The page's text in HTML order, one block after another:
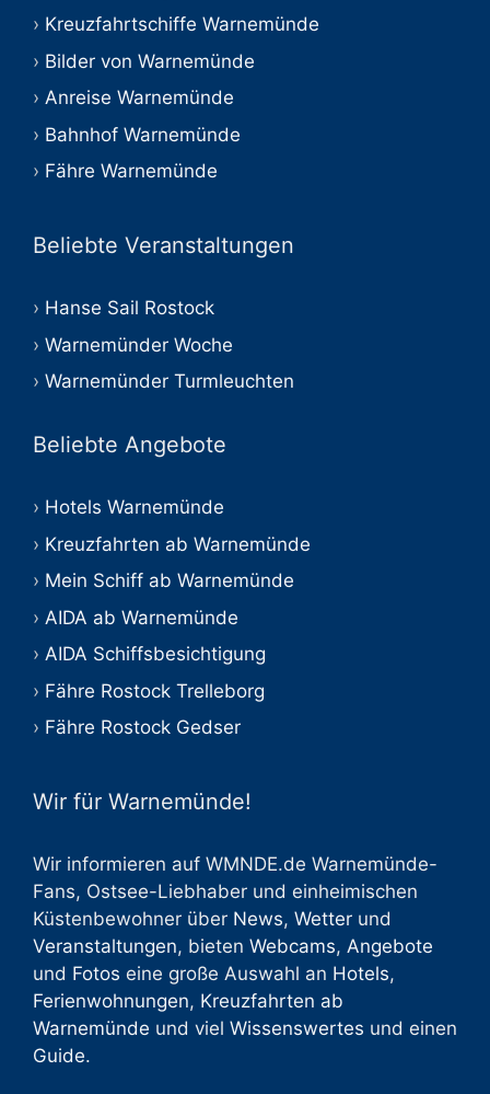
Kreuzfahrtschiffe Warnemünde
Bilder von Warnemünde
Anreise Warnemünde
Bahnhof Warnemünde
Fähre Warnemünde
Beliebte Veranstaltungen
Hanse Sail Rostock
Warnemünder Woche
Warnemünder Turmleuchten
Beliebte Angebote
Hotels Warnemünde
Kreuzfahrten ab Warnemünde
Mein Schiff ab Warnemünde
AIDA ab Warnemünde
AIDA Schiffsbesichtigung
Fähre Rostock Trelleborg
Fähre Rostock Gedser
Wir für Warnemünde!
Wir informieren auf WMNDE.de Warnemünde-
Fans, Ostsee-Liebhaber und einheimischen
Küstenbewohner über News, Wetter und
Veranstaltungen, bieten Webcams, Angebote
und Fotos eine große Auswahl an Hotels,
Ferienwohnungen, Kreuzfahrten ab
Warnemünde und viel Wissenswertes und einen
Guide.